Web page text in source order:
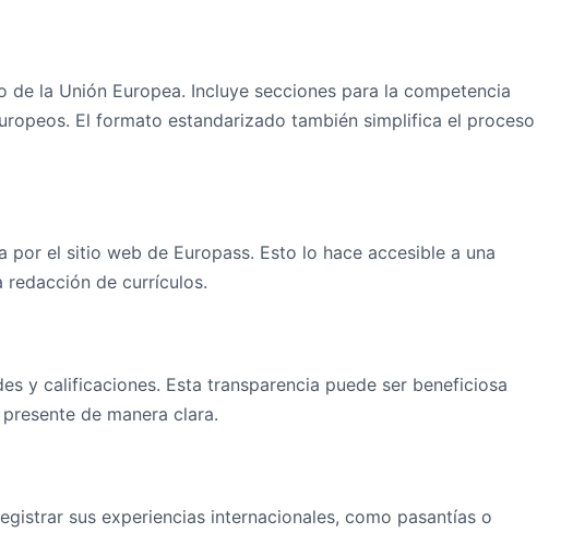
la Unión Europea. Incluye secciones para la competencia
El formato estandarizado también simplifica el proceso
el sitio web de Europass. Esto lo hace accesible a una
redacción de currículos.
y calificaciones. Esta transparencia puede ser beneficiosa
de manera clara.
sus experiencias internacionales, como pasantías o